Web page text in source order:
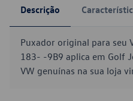
Descrição
Puxador original para seu
183- -9B9 aplica em Golf
VW genuínas na sua loja